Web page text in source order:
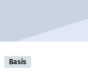
Basis